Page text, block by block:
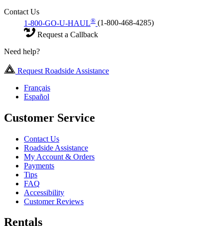
Contact Us
1-800-GO-U-HAUL® (1-800-468-4285)
Request a Callback
Need help?
Request Roadside Assistance
Français
Español
Customer Service
Contact Us
Roadside Assistance
My Account & Orders
Payments
Tips
FAQ
Accessibility
Customer Reviews
Rentals